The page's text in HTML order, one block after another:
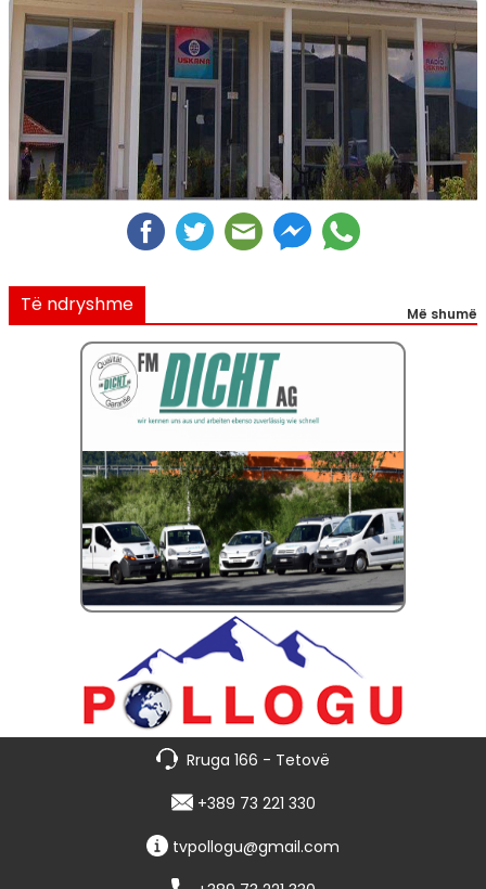
Të ndryshme Më shumë
Rruga 166 - Tetovë
+389 73 221 330
tvpollogu@gmail.com